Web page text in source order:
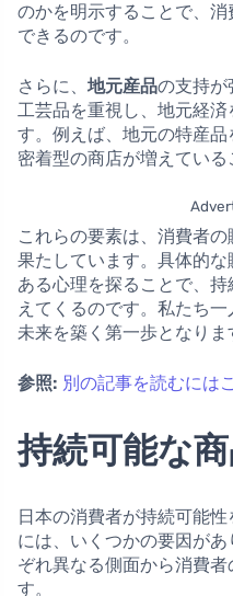
のかを明示することで、
できるのです。
さらに、 地元産品の支持が
工芸品を重視し、地元経
す。例えば、地元の特産
密着型の商店が増えている
これらの要素は、消費者
果たしています。具体的
ある心理を探ることで、
えてくるのです。私たち
未来を築く第一歩となりま
参照: 別の記事を読むには
持続可能な
日本の消費者が持続可能
には、いくつかの要因が
ぞれ異なる側面から消費
す。